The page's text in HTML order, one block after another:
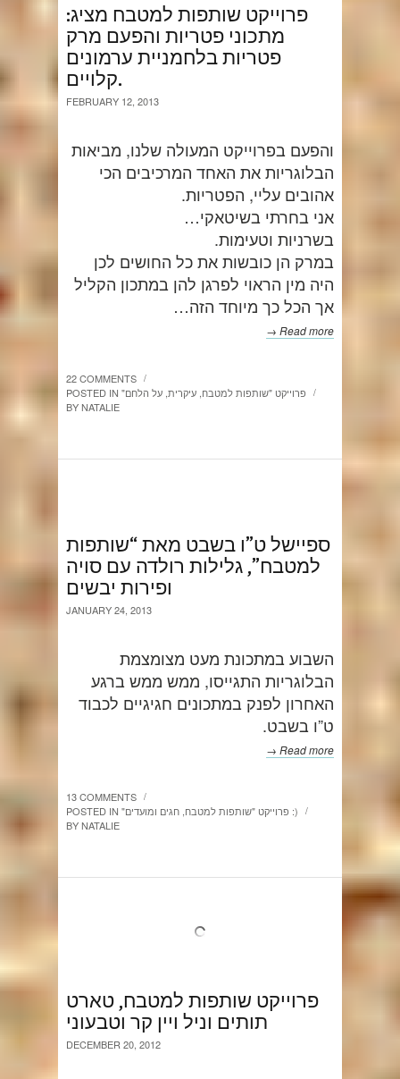
פרוייקט שותפות למטבח מציג:
מתכוני פטריות והפעם מרק
פטריות בלחמניית ערמונים
קלויים.
FEBRUARY 12, 2013
והפעם בפרוייקט המעולה שלנו, מביאות
הבלוגריות את האחד המרכיבים הכי
אהובים עליי, הפטריות.
אני בחרתי בשיטאקי…
בשרניות וטעימות.
במרק הן כובשות את כל החושים לכן
היה מין הראוי לפרגן להן במתכון הקליל
אך הכל כך מיוחד הזה…
Read more →
22 COMMENTS /
POSTED IN "פרוייקט "שותפות למטבח עיקרית על הלחם /
BYNATALIE
ספיישל ט”ו בשבט מאת “שותפות
למטבח”, גלילות רולדה עם סויה
ופירות יבשים
JANUARY 24, 2013
השבוע במתכונת מעט מצומצמת
הבלוגריות התגייסו, ממש ממש ברגע
האחרון לפנק במתכונים חגיגיים לכבוד
ט”ו בשבט.
Read more →
13 COMMENTS /
POSTED IN "פרוייקט "שותפות למטבח חגים ומועדים :) /
BYNATALIE
פרוייקט שותפות למטבח, טארט
תותים וניל ויין קר וטבעוני
DECEMBER 20, 2012